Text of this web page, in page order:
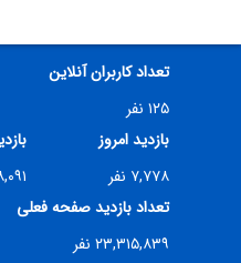
تعداد کاربران آنلاین
۱۲۵ نفر
بازدید امروز
۷,۷۷۸ نفر
۸,۰۹۱
تعداد بازدید صفحه فعلی
۲۳,۳۱۵,۸۳۹ نفر